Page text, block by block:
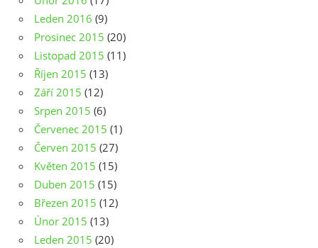
Leden 2016 (9)
Prosinec 2015 (20)
Listopad 2015 (11)
Říjen 2015 (13)
Září 2015 (12)
Srpen 2015 (6)
Červenec 2015 (1)
Červen 2015 (27)
Květen 2015 (15)
Duben 2015 (15)
Březen 2015 (12)
Únor 2015 (13)
Leden 2015 (20)